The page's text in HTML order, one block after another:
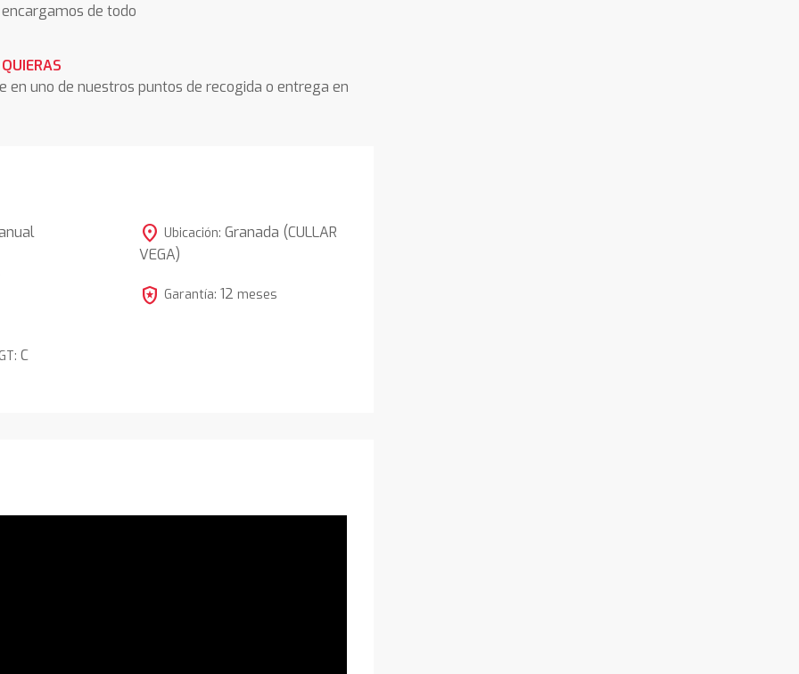
de todo
uno de nuestros puntos de recogida o entrega en
C
location_on Ubicación: Granada (CULLAR
VEGA)
local_police Garantía: 12 meses